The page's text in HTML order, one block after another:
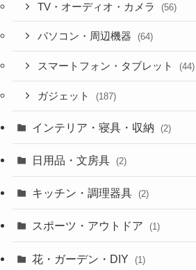
TV・オーディオ・カメラ (56)
パソコン・周辺機器 (64)
スマートフォン・タブレット (44)
ガジェット (187)
インテリア・寝具・収納 (2)
日用品・文房具 (2)
キッチン・調理器具 (2)
スポーツ・アウトドア (1)
花・ガーデン・DIY (1)